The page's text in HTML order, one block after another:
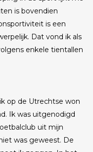
is bovendien
is een
Dat vond ik als
enkele tientallen
op de Utrechtse won
Ik was uitgenodigd
uit mijn
was geweest. De